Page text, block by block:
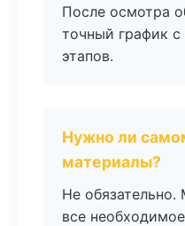
После осмотра
точный график с
этапов.
Нужно ли
материалы?
Не
все